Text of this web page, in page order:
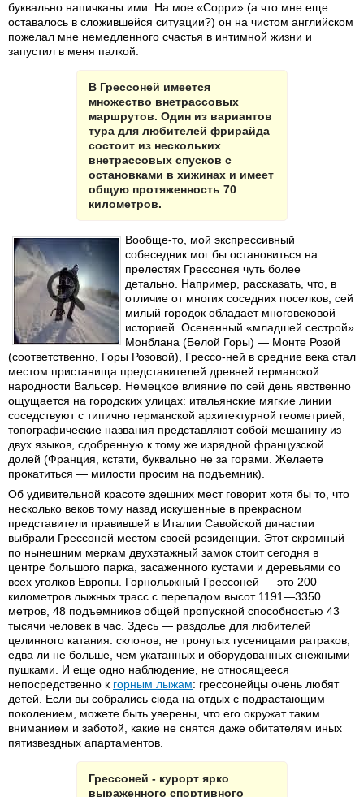
буквально напичканы ими. На мое «Сорри» (а что мне еще
оставалось в сложившейся ситуации?) он на чистом английском
пожелал мне немедленного счастья в интимной жизни и
запустил в меня палкой.
В Грессоней имеется
множество внетрассовых
маршрутов. Один из вариантов
тура для любителей фрирайда
состоит из нескольких
внетрассовых спусков с
остановками в хижинах и имеет
общую протяженность 70
километров.
Вообще-то, мой экспрессивный
собеседник мог бы остановиться на
прелестях Грессонея чуть более
детально. Например, рассказать, что, в
отличие от многих соседних поселков, сей
милый городок обладает многовековой
историей. Осененный «младшей сестрой»
Монблана (Белой Горы) — Монте Розой
(соответственно, Горы Розовой), Грессо-ней в средние века стал
местом пристанища представителей древней германской
народности Вальсер. Немецкое влияние по сей день явственно
ощущается на городских улицах: итальянские мягкие линии
соседствуют с типично германской архитектурной геометрией;
топографические названия представляют собой мешанину из
двух языков, сдобренную к тому же изрядной французской
долей (Франция, кстати, буквально не за горами. Желаете
прокатиться — милости просим на подъемник).
Об удивительной красоте здешних мест говорит хотя бы то, что
несколько веков тому назад искушенные в прекрасном
представители правившей в Италии Савойской династии
выбрали Грессоней местом своей резиденции. Этот скромный
по нынешним меркам двухэтажный замок стоит сегодня в
центре большого парка, засаженного кустами и деревьями со
всех уголков Европы. Горнолыжный Грессоней — это 200
километров лыжных трасс с перепадом высот 1191—3350
метров, 48 подъемников общей пропускной способностью 43
тысячи человек в час. Здесь — раздолье для любителей
целинного катания: склонов, не тронутых гусеницами ратраков,
едва ли не больше, чем укатанных и оборудованных снежными
пушками. И еще одно наблюдение, не относящееся
непосредственно к горным лыжам: грессонейцы очень любят
детей. Если вы собрались сюда на отдых с подрастающим
поколением, можете быть уверены, что его окружат таким
вниманием и заботой, какие не снятся даже обитателям иных
пятизвездных апартаментов.
Грессоней - курорт ярко
выраженного спортивного